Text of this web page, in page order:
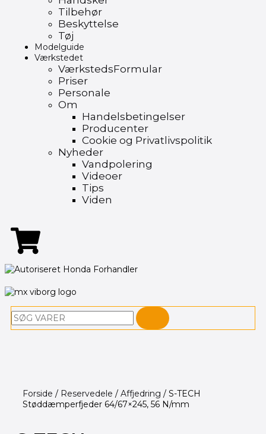
Tilbehør
Beskyttelse
Tøj
Modelguide
Værkstedet
VærkstedsFormular
Priser
Personale
Om
Handelsbetingelser
Producenter
Cookie og Privatlivspolitik
Nyheder
Vandpolering
Videoer
Tips
Viden
Søg
Forside / Reservedele / Affjedring / S-TECH
Støddæmperfjeder 64/67×245, 56 N/mm